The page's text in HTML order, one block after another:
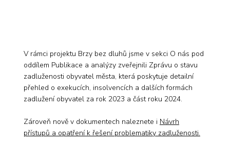
V rámci projektu Brzy bez dluhů jsme v sekci O nás pod
oddílem Publikace a analýzy zveřejnili Zprávu o stavu
zadluženosti obyvatel města, která poskytuje detailní
přehled o exekucích, insolvencích a dalších formách
zadlužení obyvatel za rok 2023 a část roku 2024.
Zároveň nově v dokumentech naleznete i Návrh
přístupů a opatření k řešení problematiky zadluženosti.